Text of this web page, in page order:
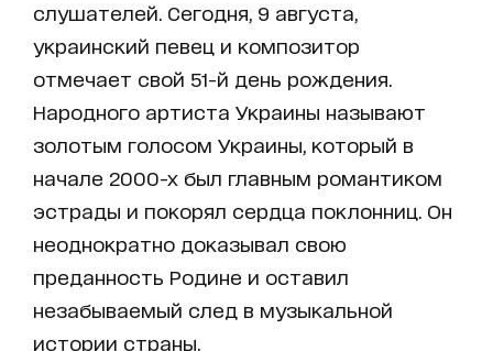
слушателей. Сегодня, 9 августа,
украинский певец и композитор
отмечает свой 51-й день рождения.
Народного артиста Украины называют
золотым голосом Украины, который в
начале 2000-х был главным романтиком
эстрады и покорял сердца поклонниц. Он
неоднократно доказывал свою
преданность Родине и оставил
незабываемый след в музыкальной
истории страны.